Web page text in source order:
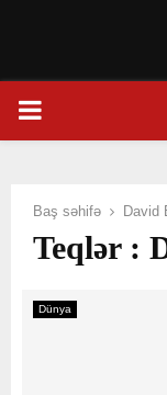
PRIMARY
Baş səhifə David
Teqlər :
Dünya